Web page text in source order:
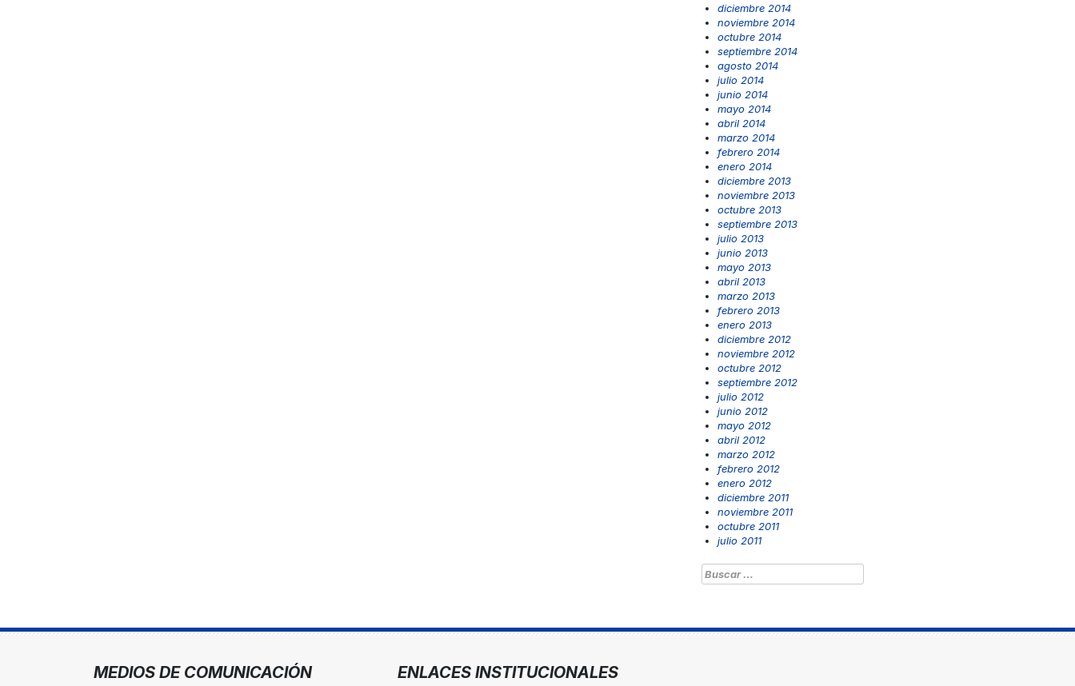
diciembre 2014
noviembre 2014
octubre 2014
septiembre 2014
agosto 2014
julio 2014
junio 2014
mayo 2014
abril 2014
marzo 2014
febrero 2014
enero 2014
diciembre 2013
noviembre 2013
octubre 2013
septiembre 2013
julio 2013
junio 2013
mayo 2013
abril 2013
marzo 2013
febrero 2013
enero 2013
diciembre 2012
noviembre 2012
octubre 2012
septiembre 2012
julio 2012
junio 2012
mayo 2012
abril 2012
marzo 2012
febrero 2012
enero 2012
diciembre 2011
noviembre 2011
octubre 2011
julio 2011
Buscar:
MEDIOS DE COMUNICACIÓN ENLACES INSTITUCIONALES